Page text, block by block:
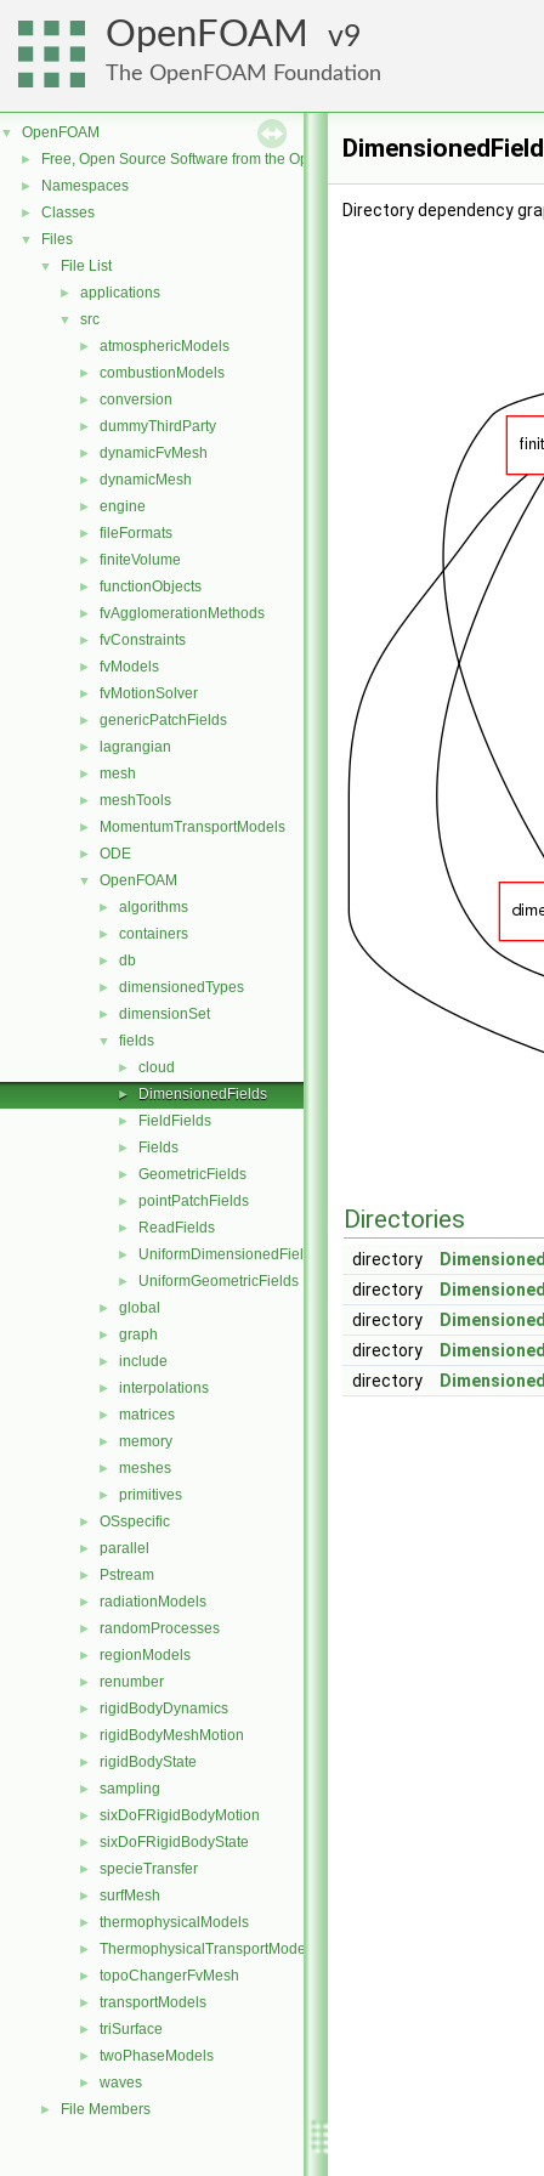
OpenFOAM 9
The OpenFOAM Foundation
▼ OpenFOAM
► Free, Open Source Software from the OpenFOAM Foundation
► Namespaces
► Classes
▼ Files
▼ File List
► applications
▼ src
► atmosphericModels
► combustionModels
► conversion
► dummyThirdParty
► dynamicFvMesh
► dynamicMesh
► engine
► fileFormats
► finiteVolume
► functionObjects
► fvAgglomerationMethods
► fvConstraints
► fvModels
► fvMotionSolver
► genericPatchFields
► lagrangian
► mesh
► meshTools
► MomentumTransportModels
► ODE
▼ OpenFOAM
► algorithms
► containers
► db
► dimensionedTypes
► dimensionSet
▼ fields
► cloud
► DimensionedFields
► FieldFields
► Fields
► GeometricFields
► pointPatchFields
► ReadFields
► UniformDimensionedFields
► UniformGeometricFields
► global
► graph
► include
► interpolations
► matrices
► memory
► meshes
► primitives
► OSspecific
► parallel
► Pstream
► radiationModels
► randomProcesses
► regionModels
► renumber
► rigidBodyDynamics
► rigidBodyMeshMotion
► rigidBodyState
► sampling
► sixDoFRigidBodyMotion
► sixDoFRigidBodyState
► specieTransfer
► surfMesh
► thermophysicalModels
► ThermophysicalTransportModels
► topoChangerFvMesh
► transportModels
► triSurface
► twoPhaseModels
► waves
► File Members
Directory dependency
Directories
directory
directory
directory
directory
directory